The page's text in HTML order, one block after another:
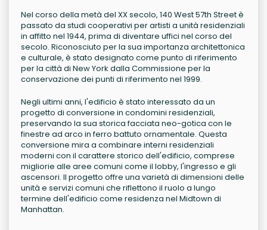
Nel corso della metà del XX secolo, 140 West 57th Street è
passato da studi cooperativi per artisti a unità residenziali
in affitto nel 1944, prima di diventare uffici nel corso del
secolo. Riconosciuto per la sua importanza architettonica
e culturale, è stato designato come punto di riferimento
per la città di New York dalla Commissione per la
conservazione dei punti di riferimento nel 1999.
Negli ultimi anni, l'edificio è stato interessato da un
progetto di conversione in condomini residenziali,
preservando la sua storica facciata neo-gotica con le
finestre ad arco in ferro battuto ornamentale. Questa
conversione mira a combinare interni residenziali
moderni con il carattere storico dell'edificio, comprese
migliorie alle aree comuni come il lobby, l'ingresso e gli
ascensori. Il progetto offre una varietà di dimensioni delle
unità e servizi comuni che riflettono il ruolo a lungo
termine dell'edificio come residenza nel Midtown di
Manhattan.